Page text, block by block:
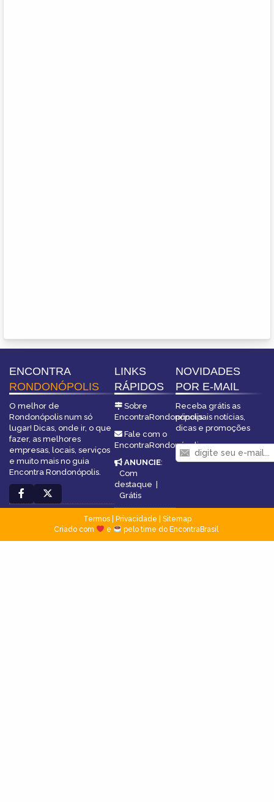
ENCONTRA
RONDONÓPOLIS
O melhor de
Rondonópolis num só
lugar! Dicas, onde ir, o que
fazer, as melhores
empresas, locais, serviços
e muito mais no guia
Encontra Rondonópolis.
LINKS
RÁPIDOS
Sobre
EncontraRondonópolis
Fale com o
EncontraRondonópolis
ANUNCIE:
Com
destaque
Grátis
NOVIDADES
POR E-MAIL
Receba grátis as
principais notícias,
dicas e promoções
Termos| Privacidade
Sitemap
Criado com
e pelo time do EncontraBrasil